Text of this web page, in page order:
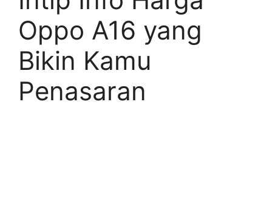
Oppo A16 yang
Bikin Kamu
Penasaran